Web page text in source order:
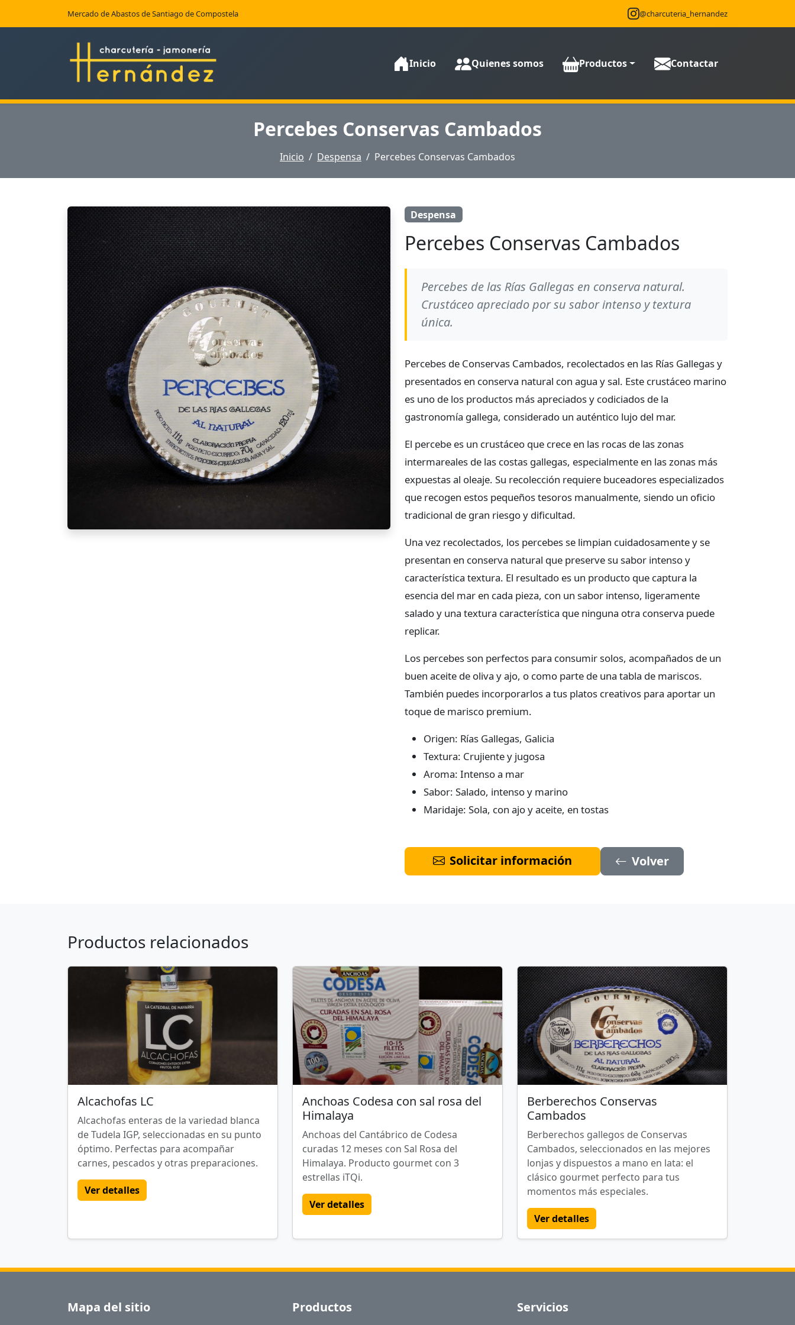
Mercado de Abastos de Santiago de Compostela @charcuteria_hernandez
Inicio Quienes somos Productos Contactar
Percebes Conservas Cambados
Inicio Despensa Percebes Conservas Cambados
Despensa
Percebes Conservas Cambados
Percebes de las Rías Gallegas en conserva natural.
Crustáceo apreciado por su sabor intenso y textura
única.
Percebes de Conservas Cambados, recolectados en las Rías Gallegas y
presentados en conserva natural con agua y sal. Este crustáceo marino
es uno de los productos más apreciados y codiciados de la
gastronomía gallega, considerado un auténtico lujo del mar.
El percebe es un crustáceo que crece en las rocas de las zonas
intermareales de las costas gallegas, especialmente en las zonas más
expuestas al oleaje. Su recolección requiere buceadores especializados
que recogen estos pequeños tesoros manualmente, siendo un oficio
tradicional de gran riesgo y dificultad.
Una vez recolectados, los percebes se limpian cuidadosamente y se
presentan en conserva natural que preserve su sabor intenso y
característica textura. El resultado es un producto que captura la
esencia del mar en cada pieza, con un sabor intenso, ligeramente
salado y una textura característica que ninguna otra conserva puede
replicar.
Los percebes son perfectos para consumir solos, acompañados de un
buen aceite de oliva y ajo, o como parte de una tabla de mariscos.
También puedes incorporarlos a tus platos creativos para aportar un
toque de marisco premium.
Origen: Rías Gallegas, Galicia
Textura: Crujiente y jugosa
Aroma: Intenso a mar
Sabor: Salado, intenso y marino
Maridaje: Sola, con ajo y aceite, en tostas
Solicitar información Volver
Productos relacionados
Alcachofas LC
Alcachofas enteras de la variedad blanca
de Tudela IGP, seleccionadas en su punto
óptimo. Perfectas para acompañar
carnes, pescados y otras preparaciones.
Ver detalles
Anchoas Codesa con sal rosa del
Himalaya
Anchoas del Cantábrico de Codesa
curadas 12 meses con Sal Rosa del
Himalaya. Producto gourmet con 3
estrellas iTQi.
Ver detalles
Berberechos Conservas
Cambados
Berberechos gallegos de Conservas
Cambados, seleccionados en las mejores
lonjas y dispuestos a mano en lata: el
clásico gourmet perfecto para tus
momentos más especiales.
Ver detalles
Mapa del sitio Productos Servicios